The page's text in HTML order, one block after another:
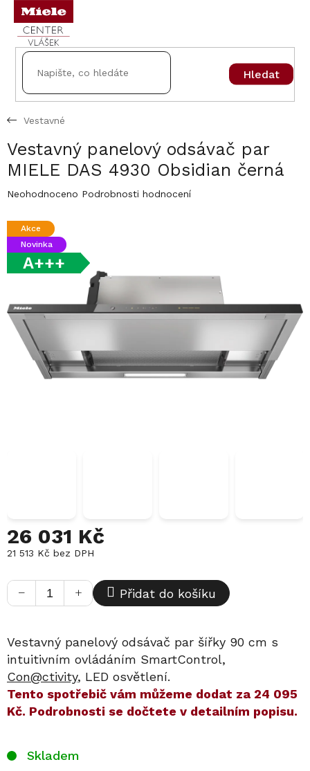
Přejít
obsah
Hledat
Vestavné
Vestavný panelový odsávač par
MIELE DAS 4930 Obsidian černá
Průměrné
produktu
0,0
5
Neohodnoceno Podrobnosti hodnocení
Akce
Novinka
A+++
26 031 Kč
21 513 Kč bez DPH
cena:
+
− Přidat do košíku
Vestavný panelový odsávač par šířky 90 cm s
intuitivním ovládáním SmartControl,
Con@ctivity, LED osvětlení.
​​Tento spotřebič vám můžeme dodat za 24 095
Kč. Podrobnosti se dočtete v detailním popisu.
Skladem